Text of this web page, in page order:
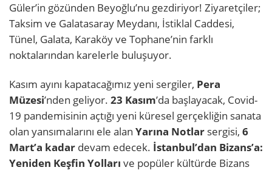
Güler’in gözünden Beyoğlu’nu gezdiriyor! Ziyaretçiler;
Taksim ve Galatasaray Meydanı, İstiklal Caddesi,
Tünel, Galata, Karaköy ve Tophane’nin farklı
noktalarından karelerle buluşuyor.
Kasım ayını kapatacağımız yeni sergiler, Pera
Müzesi’nden geliyor. 23 Kasım’da başlayacak, Covid-
19 pandemisinin açtığı yeni küresel gerçekliğin sanata
olan yansımalarını ele alan Yarına Notlar sergisi, 6
Mart’a kadar devam edecek. İstanbul’dan Bizans’a:
Yeniden Keşfin Yolları ve popüler kültürde Bizans